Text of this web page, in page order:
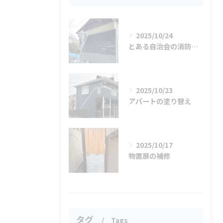
2025/10/24
とある自治会の消防車庫のメンテナンス
2025/10/23
アパートの塗り替え
2025/10/17
物置扉の補修
タグ Tags